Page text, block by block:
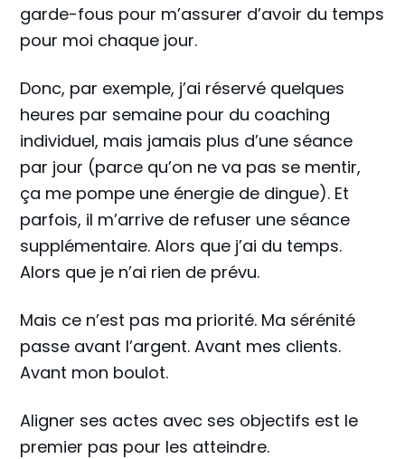
garde-fous pour m’assurer d’avoir du temps
pour moi chaque jour.
Donc, par exemple, j’ai réservé quelques
heures par semaine pour du coaching
individuel, mais jamais plus d’une séance
par jour (parce qu’on ne va pas se mentir,
ça me pompe une énergie de dingue). Et
parfois, il m’arrive de refuser une séance
supplémentaire. Alors que j’ai du temps.
Alors que je n’ai rien de prévu.
Mais ce n’est pas ma priorité. Ma sérénité
passe avant l’argent. Avant mes clients.
Avant mon boulot.
Aligner ses actes avec ses objectifs est le
premier pas pour les atteindre.